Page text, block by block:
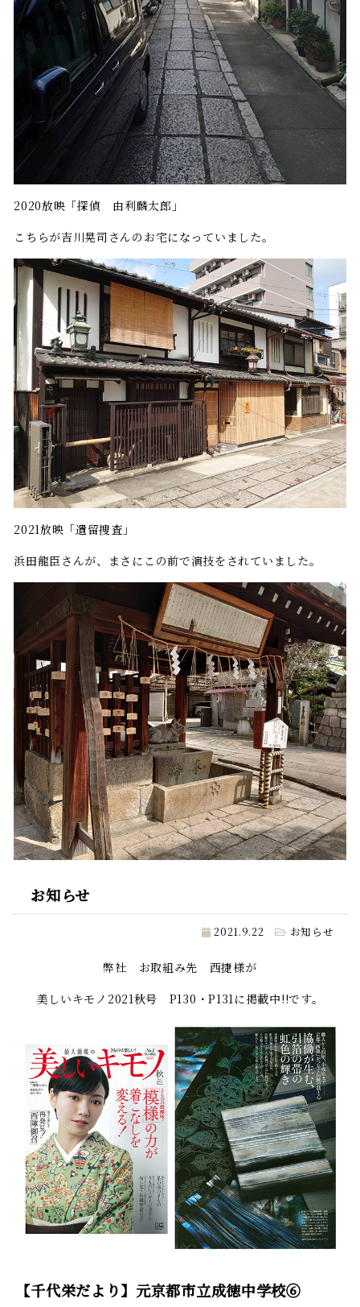
2020放映「探偵 由利麟太郎」
こちらが吉川晃司さんのお宅になっていました。
2021放映「遺留捜査」
浜田龍臣さんが、まさにこの前で演技をされていました。
お知らせ
2021.9.22 お知らせ
弊社 お取組み先 西捷様が
美しいキモノ2021秋号 P130・P131に掲載中!!です。
【千代栄だより】元京都市立成徳中学校⑥